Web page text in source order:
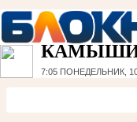
7:05 ПОНЕДЕЛЬНИК,